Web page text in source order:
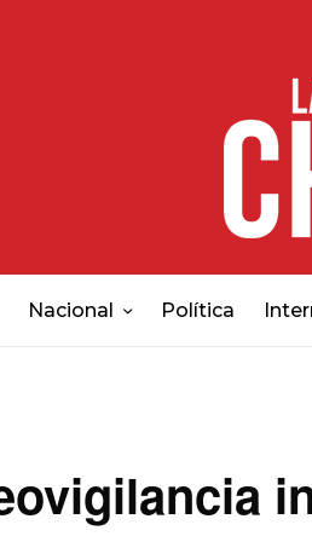
Nacional Política